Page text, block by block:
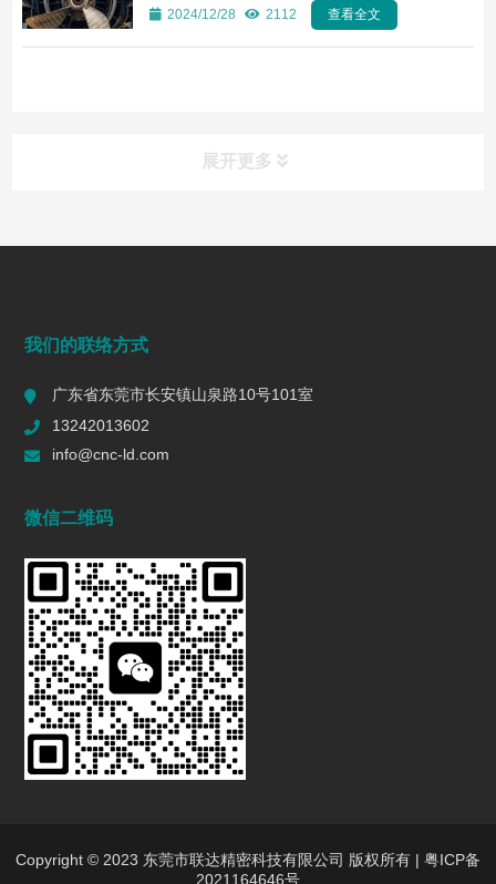
2024/12/28 2112 查看全文
展开更多
2026/07/28 182
2026/01/13
五轴CNC加工在机匣制造中的难点是什么?
2025/12/27 1479
行业动态 INDUSTRY DYNAMICS
我们的联络方式
广东省东莞市长安镇山泉路10号101室
13242013602
info@cnc-ld.com
微信二维码
Copyright © 2023 东莞市联达精密科技有限公司 版权所有 | 粤ICP备
2021164646号